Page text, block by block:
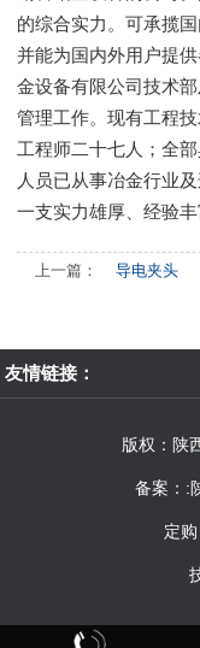
的综合实力。可承揽
并能为国内外用户提
金设备有限公司技术
管理工作。现有工程
工程师二十七人；全
人员已从事冶金行业
一支实力雄厚、经验丰
上一篇： 导电夹头
友情链接：
版权：陕
备案： :
定